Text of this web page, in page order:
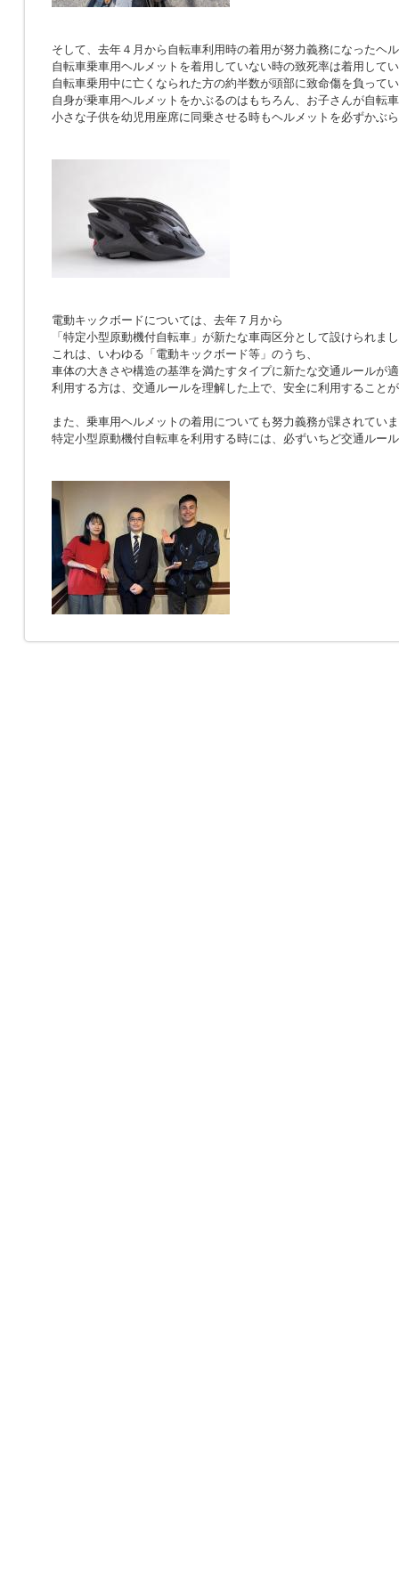
そして、去年４月から自転車利用時の着用が努力義務になったヘ
自転車乗車用ヘルメットを着用していない時の致死率は着用して
自転車乗用中に亡くなられた方の約半数が頭部に致命傷を負って
自身が乗車用ヘルメットをかぶるのはもちろん、お子さんが自転
小さな子供を幼児用座席に同乗させる時もヘルメットを必ずかぶ
電動キックボードについては、去年７月から
「特定小型原動機付自転車」が新たな車両区分として設けられま
これは、いわゆる「電動キックボード等」のうち、
車体の大きさや構造の基準を満たすタイプに新たな交通ルールが
利用する方は、交通ルールを理解した上で、安全に利用すること
また、乗車用ヘルメットの着用についても努力義務が課されてい
特定小型原動機付自転車を利用する時には、必ずいちど交通ルー